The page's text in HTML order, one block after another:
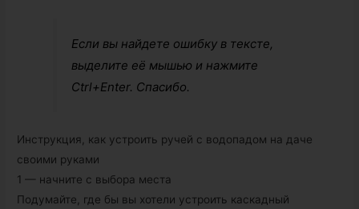
Если вы найдете ошибку в тексте,
выделите её мышью и нажмите
Ctrl+Enter. Спасибо.
Инструкция, как устроить ручей с водопадом на даче
своими руками
1 — начните с выбора места
Подумайте, где бы вы хотели устроить каскадный